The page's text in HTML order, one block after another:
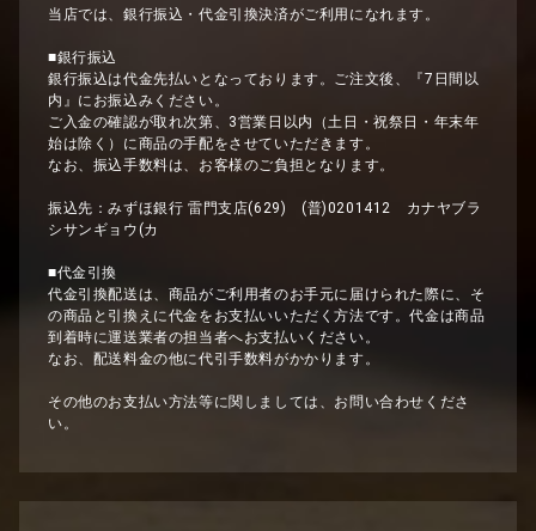
当店では、銀行振込・代金引換決済がご利用になれます。
■銀行振込
銀行振込は代金先払いとなっております。ご注文後、『7日間以
内』にお振込みください。
ご入金の確認が取れ次第、3営業日以内（土日・祝祭日・年末年
始は除く）に商品の手配をさせていただきます。
なお、振込手数料は、お客様のご負担となります。
振込先：みずほ銀行 雷門支店(629) (普)0201412 カナヤブラ
シサンギョウ(カ
■代金引換
代金引換配送は、商品がご利用者のお手元に届けられた際に、そ
の商品と引換えに代金をお支払いいただく方法です。代金は商品
到着時に運送業者の担当者へお支払いください。
なお、配送料金の他に代引手数料がかかります。
その他のお支払い方法等に関しましては、お問い合わせくださ
い。